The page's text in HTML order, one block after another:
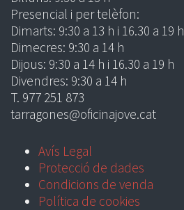
Presencial i per telèfon:
Dimarts: 9:30 a 13 h i 16.30 a 19 h
Dimecres: 9:30 a 14 h
Dijous: 9:30 a 14 h i 16.30 a 19 h
Divendres: 9:30 a 14 h
T. 977 251 873
tarragones@oficinajove.cat
Avís Legal
Protecció de dades
Condicions de venda
Política de cookies